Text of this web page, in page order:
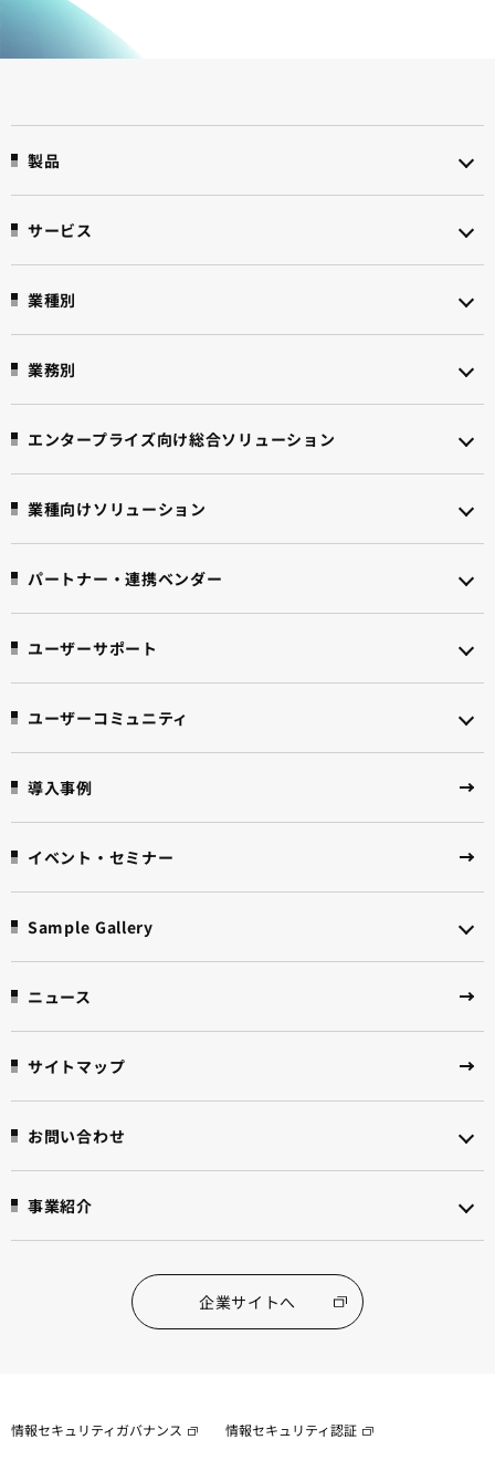
製品
サービス
業種別
業務別
エンタープライズ向け総合ソリューション
業種向けソリューション
パートナー・連携ベンダー
ユーザーサポート
ユーザーコミュニティ
導入事例
イベント・セミナー
Sample Gallery
ニュース
サイトマップ
お問い合わせ
事業紹介
企業サイトへ
情報セキュリティガバナンス 情報セキュリティ認証